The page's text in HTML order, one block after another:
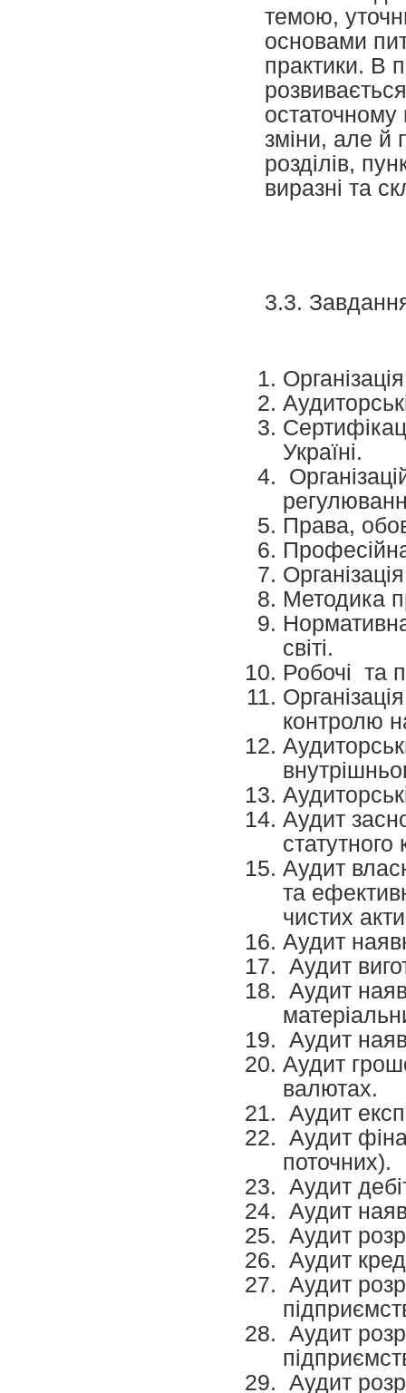
темою,
основами
практики. В
зміни, але й
розділів,
виразні та
3.3.
Україні.
Права,
Методика
світі.
Робочі та
контролю
Аудит
статутного
Аудит
та
чистих
Аудит
Аудит
Аудит
Аудит
Аудит
валютах.
Аудит
Аудит
поточних).
Аудит
Аудит
Аудит
Аудит
Аудит
Аудит
Аудит